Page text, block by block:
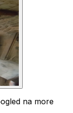
na more